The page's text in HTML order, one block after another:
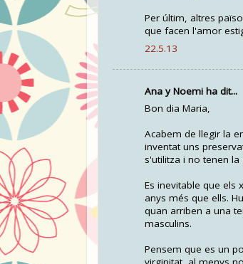
Per últim, altres
que facen l'amor
22.5.13
Ana y Noemi ha dit...
Bon dia Maria,
Acabem de llegir la
inventat uns
s'utilitza i no tenen
Es inevitable que els
anys més que ells.
quan arriben a una
masculins.
Pensem que es un